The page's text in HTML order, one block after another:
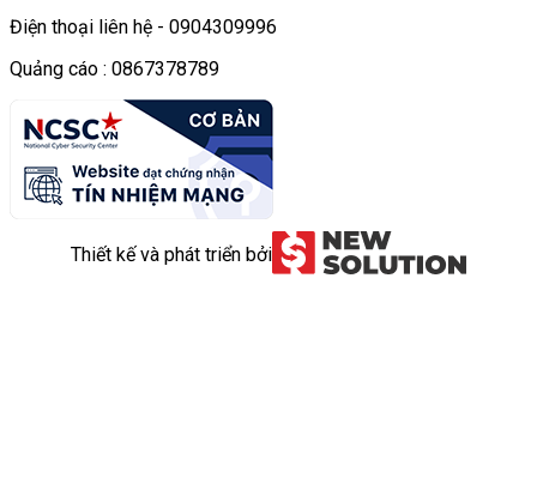
Điện thoại liên hệ - 0904309996
Quảng cáo : 0867378789
Thiết kế và phát triển bởi